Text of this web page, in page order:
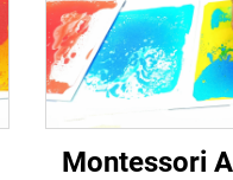
Montessori